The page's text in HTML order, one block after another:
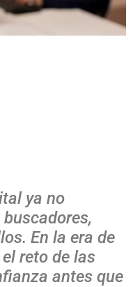
ya no
En la era de
reto de las
antes que